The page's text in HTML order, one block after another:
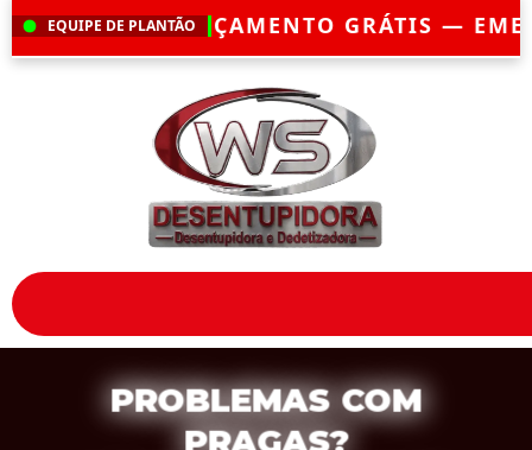
EQUIPE DE PLANTÃO
GRÁTIS — EMERGÊNCIA?
PROBLEMAS COM
PRAGAS?